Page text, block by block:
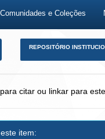
Comunidades e Coleções
REPOSITÓRIO
citar ou linkar para
item: